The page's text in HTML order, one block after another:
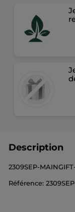
Description
2309SEP-
Référence: